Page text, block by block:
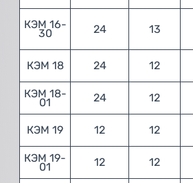
КЭМ 16-
30 24 13
КЭМ 18 24 12
КЭМ 18-
01 24 12
КЭМ 19 12 12
КЭМ 19-
01 12 12